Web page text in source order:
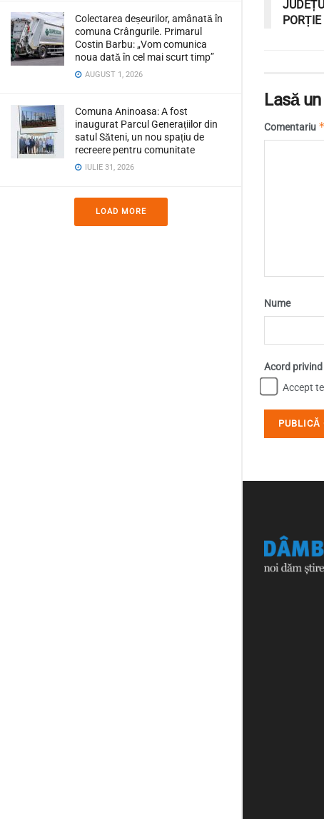
Colectarea deșeurilor, amânată în
comuna Crângurile. Primarul
Costin Barbu: „Vom comunica
noua dată în cel mai scurt timp”
AUGUST 1, 2026
Comuna Aninoasa: A fost
inaugurat Parcul Generațiilor din
satul Săteni, un nou spațiu de
recreere pentru comunitate
IULIE 31, 2026
LOAD MORE
PORȚIE
Lasă
Comentariu *
Nume
Acord
Accept